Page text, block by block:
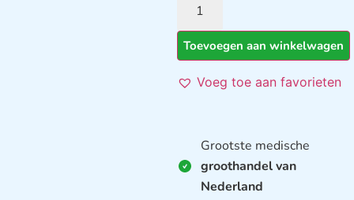
Toevoegen aan winkelwagen
Voeg toe aan favorieten
Grootste medische
groothandel van
Nederland